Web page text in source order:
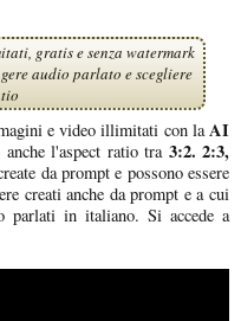
gratis e senza watermark
audio parlato e scegliere
e video illimitati con laAI
l'aspect ratio tra 3:2. 2:3,
da prompt e possono essere
creati anche da prompt e a cui
parlati in italiano. Si accede a